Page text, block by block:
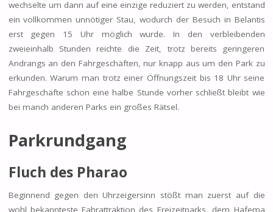
wechselte um dann auf eine einzige reduziert zu werden, entstand
ein vollkommen unnötiger Stau, wodurch der Besuch in Belantis
erst gegen 15 Uhr möglich wurde. In den verbleibenden
zweieinhalb Stunden reichte die Zeit, trotz bereits geringeren
Andrangs an den Fahrgeschäften, nur knapp aus um den Park zu
erkunden. Warum man trotz einer Öffnungszeit bis 18 Uhr seine
Fahrgeschäfte schon eine halbe Stunde vorher schließt bleibt wie
bei manch anderen Parks ein großes Rätsel.
Parkrundgang
Fluch des Pharao
Beginnend gegen den Uhrzeigersinn stößt man zuerst auf die
wohl bekannteste Fahrattraktion des Freizeitparks, dem Hafema